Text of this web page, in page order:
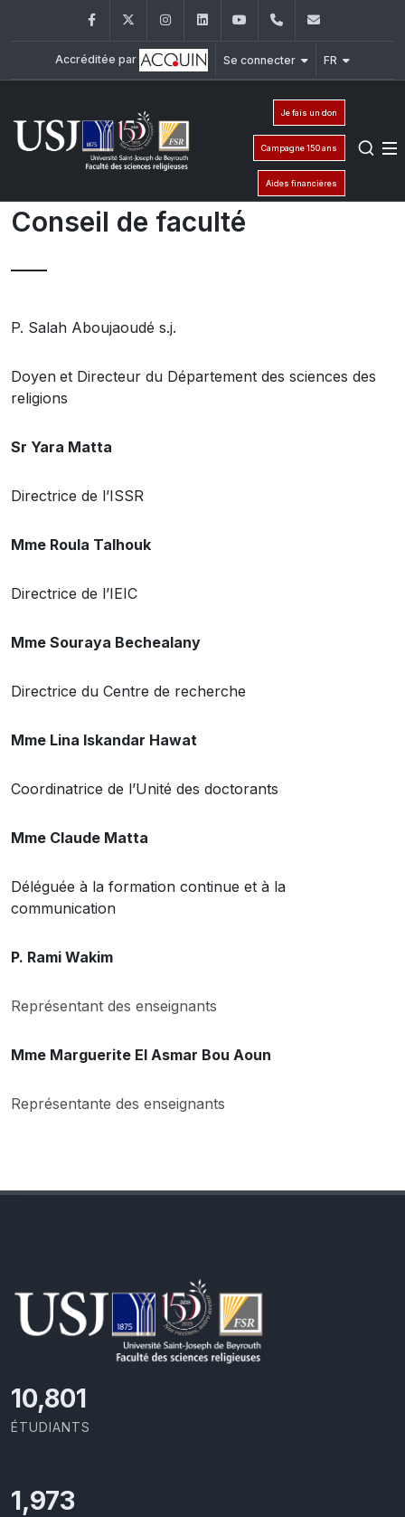
FacebookTwitter InstagramLinkedInYouTube+961 (1) 421 586
Accréditée par Se connecter FR
Je fais un don
Campagne 150 ans
Aides financières
Conseil de faculté
P. Salah Aboujaoudé s.j.
Doyen et Directeur du Département des sciences des
religions
Sr Yara Matta
Directrice de l’ISSR
Mme Roula Talhouk
Directrice de l’IEIC
Mme Souraya Bechealany
Directrice du Centre de recherche
Mme Lina Iskandar Hawat
Coordinatrice de l’Unité des doctorants
Mme Claude Matta
Déléguée à la formation continue et à la
communication
P. Rami Wakim
Représentant des enseignants
Mme Marguerite El Asmar Bou Aoun
Représentante des enseignants
11,418
ÉTUDIANTS
2,086